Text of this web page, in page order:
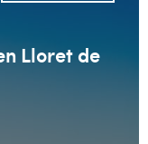
Lloret de